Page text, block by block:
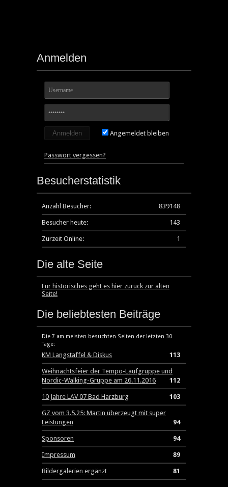
Anmelden
Angemeldet bleiben
Passwort vergessen?
Besucherstatistik
839148
Anzahl Besucher:
143
Besucher heute:
1
Zurzeit Online:
Die alte Seite
Für historisches geht es hier zurück zur alten
Seite!
Die beliebtesten Beiträge
Die 7 am meisten besuchten Seiten der letzten 30
Tage:
KM Langstaffel & Diskus 113
Weihnachtsfeier der Tempo-Laufgruppe und
Nordic-Walking-Gruppe am 26.11.2016
112
10 Jahre LAV 07 Bad Harzburg 103
GZ vom 3.5.25: Martin überzeugt mit super
Leistungen
94
Sponsoren 94
Impressum 89
Bildergalerien ergänzt 81